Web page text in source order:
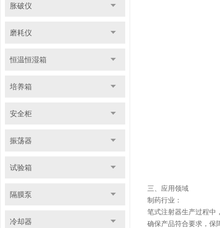
胀破仪
磨耗仪
恒温恒湿箱
培养箱
安全柜
振荡器
试验箱
隔膜泵
冷却器
三、应用领域
制药行业：
笔式注射器生产过程中
确保产品符合要求，保